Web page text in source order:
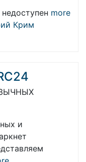
more
Крим
и